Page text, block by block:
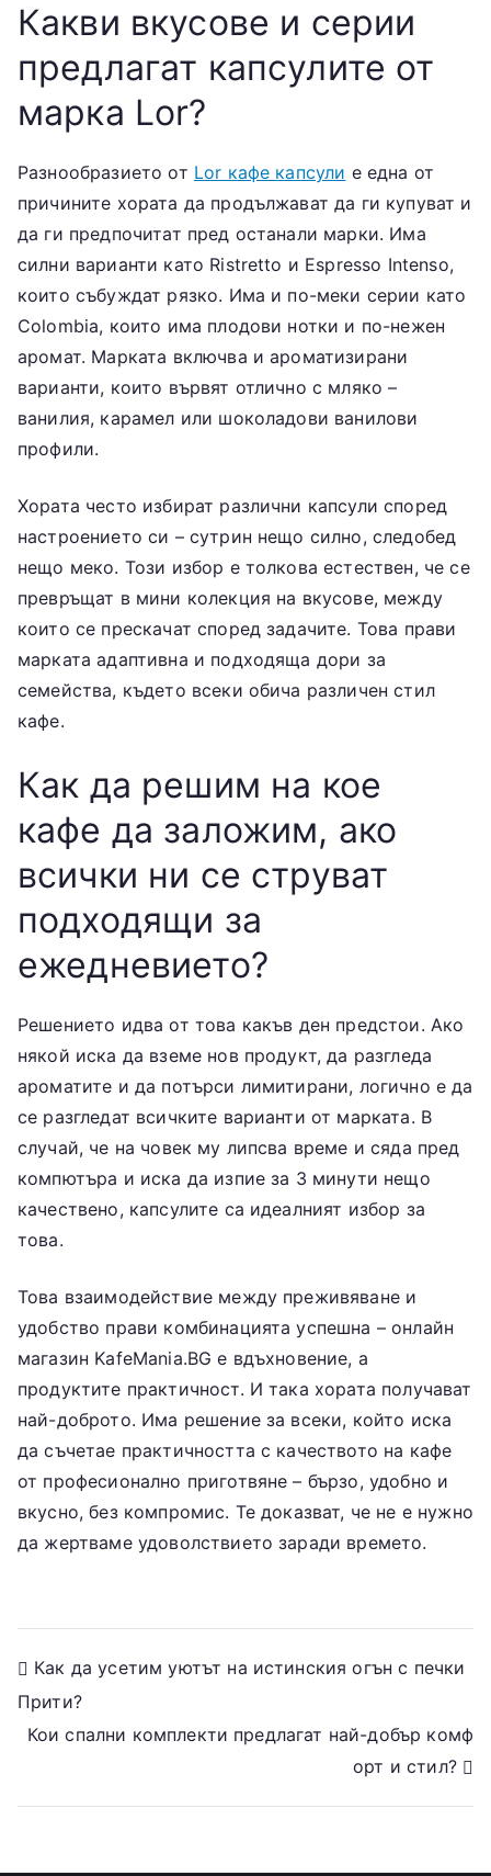
Какви вкусове и серии
предлагат капсулите от
марка Lor?
Разнообразието от Lor кафе капсули е една от
причините хората да продължават да ги купуват и
да ги предпочитат пред останали марки. Има
силни варианти като Ristretto и Espresso Intenso,
които събуждат рязко. Има и по-меки серии като
Colombia, които има плодови нотки и по-нежен
аромат. Марката включва и ароматизирани
варианти, които вървят отлично с мляко –
ванилия, карамел или шоколадови ванилови
профили.
Хората често избират различни капсули според
настроението си – сутрин нещо силно, следобед
нещо меко. Този избор е толкова естествен, че се
превръщат в мини колекция на вкусове, между
които се прескачат според задачите. Това прави
марката адаптивна и подходяща дори за
семейства, където всеки обича различен стил
кафе.
Как да решим на кое
кафе да заложим, ако
всички ни се струват
подходящи за
ежедневието?
Решението идва от това какъв ден предстои. Ако
някой иска да вземе нов продукт, да разгледа
ароматите и да потърси лимитирани, логично е да
се разгледат всичките варианти от марката. В
случай, че на човек му липсва време и сяда пред
компютъра и иска да изпие за 3 минути нещо
качествено, капсулите са идеалният избор за
това.
Това взаимодействие между преживяване и
удобство прави комбинацията успешна – онлайн
магазин KafeMania.BG е вдъхновение, а
продуктите практичност. И така хората получават
най-доброто. Има решение за всеки, който иска
да съчетае практичността с качеството на кафе
от професионално приготвяне – бързо, удобно и
вкусно, без компромис. Те доказват, че не е нужно
да жертваме удоволствието заради времето.
Post
navigation
Как да усетим уютът на истинския огън с печки
Прити?
Кои спални комплекти предлагат най-добър комф
орт и стил?